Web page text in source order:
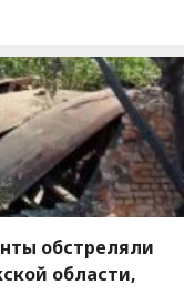
обстреляли
области,